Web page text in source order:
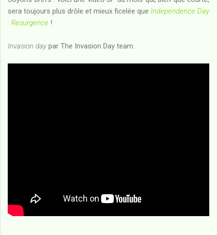
sera toujours plus drôle et mieux ficelée que Independence Day
: Resurgence !
Invasion day par The Invasion Day team.